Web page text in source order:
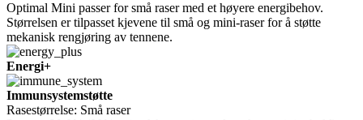
Optimal Mini passer for små raser med et høyere energibehov.
Størrelsen er tilpasset kjevene til små og mini-raser for å støtte
mekanisk rengjøring av tennene.
Energi+
Immunsystemstøtte
Rasestørrelse: Små raser